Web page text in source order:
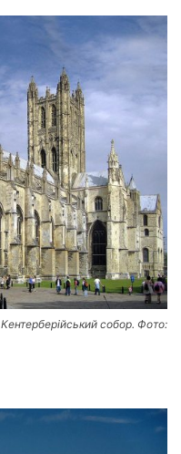
Кентерберійський собор. Фото: